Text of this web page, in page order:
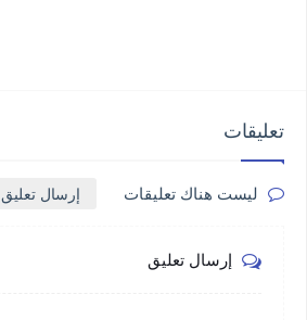
تعليقات
ليست هناك تعليقات إرسال تعليق
إرسال تعليق